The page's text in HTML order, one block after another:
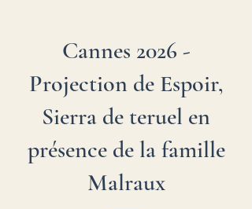
Cannes 2026 -
Projection de Espoir,
Sierra de teruel en
présence de la famille
Malraux